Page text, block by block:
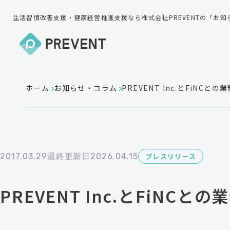
生活習慣改善支援・健康経営推進支援なら株式会社PREVENTの「お知
ホーム お知らせ・コラム PREVENT Inc.とFiNCとの業
2017.03.29最終更新日2026.04.15 プレスリリース
PREVENT Inc.とFiNCとの